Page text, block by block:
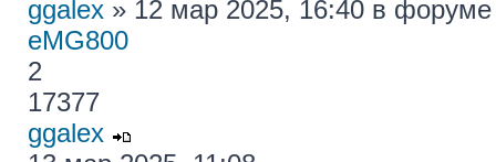
ggalex » 12 мар 2025, 16:40 в
eMG800
2
17377
ggalex